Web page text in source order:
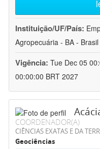
Instituição/UF/País:
Agropecuária - BA - Brasil
Vigência: Tue Dec 05
00:00:00 BRT 2027
COORDENADOR(A)
CIÊNCIAS EXATAS E DA
Geociências